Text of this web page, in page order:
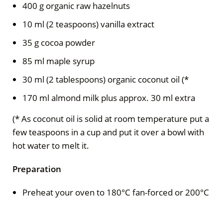
400 g organic raw hazelnuts
10 ml (2 teaspoons) vanilla extract
35 g cocoa powder
85 ml maple syrup
30 ml (2 tablespoons) organic coconut oil (*
170 ml almond milk plus approx. 30 ml extra
(* As coconut oil is solid at room temperature put a
few teaspoons in a cup and put it over a bowl with
hot water to melt it.
Preparation
Preheat your oven to 180°C fan-forced or 200°C